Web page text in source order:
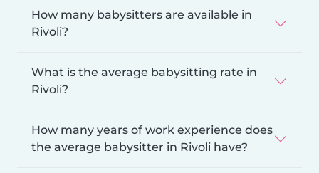
How many babysitters are available in
Rivoli?
What is the average babysitting rate in
Rivoli?
How many years of work experience does
the average babysitter in Rivoli have?